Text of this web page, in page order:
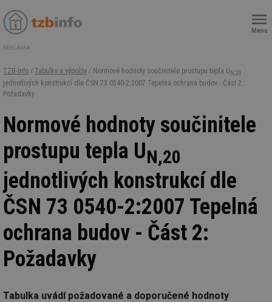
Menu
REKLAMA
TZB-info / Tabulky a výpočty / Normové hodnoty součinitele prostupu tepla U N,20
jednotlivých konstrukcí dle ČSN 73 0540-2:2007 Tepelná ochrana budov - Část 2:
Požadavky
Normové hodnoty součinitele
prostupu tepla UN,20
jednotlivých konstrukcí dle
ČSN 73 0540-2:2007 Tepelná
ochrana budov - Část 2:
Požadavky
Tabulka uvádí požadované a doporučené hodnoty